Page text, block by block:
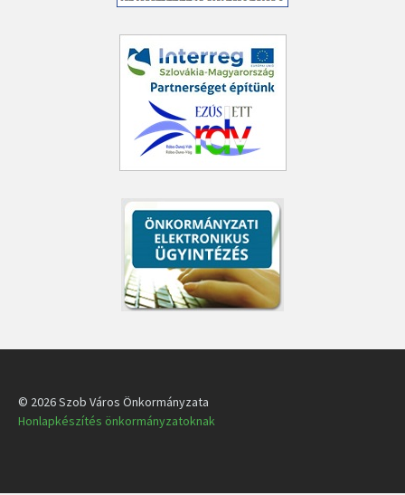
© 2026 Szob Város Önkormányzata
Honlapkészítés önkormányzatoknak